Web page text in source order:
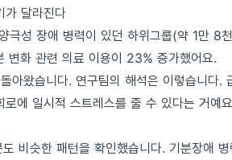
가 달라진다
극성 장애 병력이 있던 하위그룹(약 1만 8
변화 관련 의료 이용이 23% 증가했어요.
아왔습니다. 연구팀의 해석은 이렇습니다.
에 일시적 스트레스를 줄 수 있다는 거예
슷한 패턴을 확인했습니다. 기분장애